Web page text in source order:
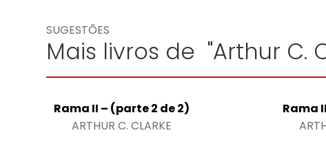
SUGESTÕES
Mais livros de "Arthur C.
Rama II – (parte 2 de 2)
ARTHUR C. CLARKE
Rama